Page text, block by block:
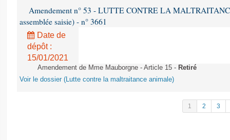
Amendement n° 53 - LUTTE CONTRE LA
assemblée saisie) - n° 3661
Date de
dépôt :
15/01/2021
Amendement de Mme Mauborgne - Article 15 - Retiré
Voir le dossier (Lutte contre la maltraitance animale)
1 2 3